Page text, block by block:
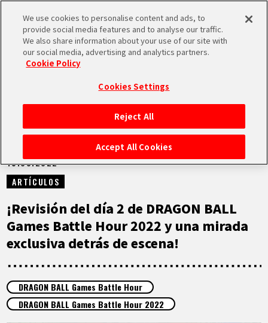
MEN
INICIO
NOTICIAS
LO MÁS DESTACADO
VÍDEOS
ARTÍCULOS
ACERCA DE
NOTICIAS
15.03.2022
ARTÍCULOS
¡Revisión del día 2 de DRAGON BALL
Games Battle Hour 2022 y una mirada
exclusiva detrás de escena!
DRAGON BALL Games Battle Hour
DRAGON BALL Games Battle Hour 2022
We use cookies to personalise content and ads, to
provide social media features and to analyse our traffic.
We also share information about your use of our site with
our social media, advertising and analytics partners.
Cookie Policy
Cookies Settings
Reject All
Accept All Cookies